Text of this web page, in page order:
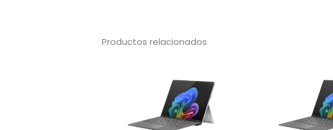
Productos relacionados